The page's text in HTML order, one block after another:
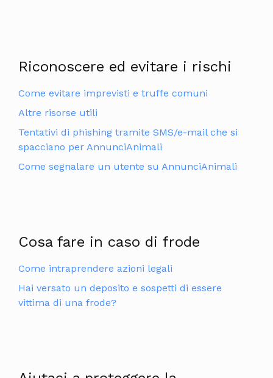
Riconoscere ed evitare i rischi
Come evitare imprevisti e truffe comuni
Altre risorse utili
Tentativi di phishing tramite SMS/e-mail che si
spacciano per AnnunciAnimali
Come segnalare un utente su AnnunciAnimali
Cosa fare in caso di frode
Come intraprendere azioni legali
Hai versato un deposito e sospetti di essere
vittima di una frode?